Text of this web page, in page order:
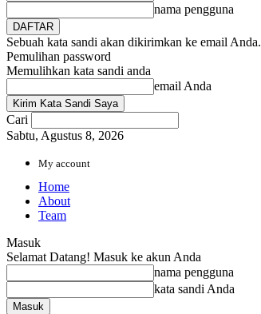
nama pengguna
Sebuah kata sandi akan dikirimkan ke email Anda.
Pemulihan password
Memulihkan kata sandi anda
email Anda
Cari
Sabtu, Agustus 8, 2026
My account
Home
About
Team
Masuk
Selamat Datang! Masuk ke akun Anda
nama pengguna
kata sandi Anda